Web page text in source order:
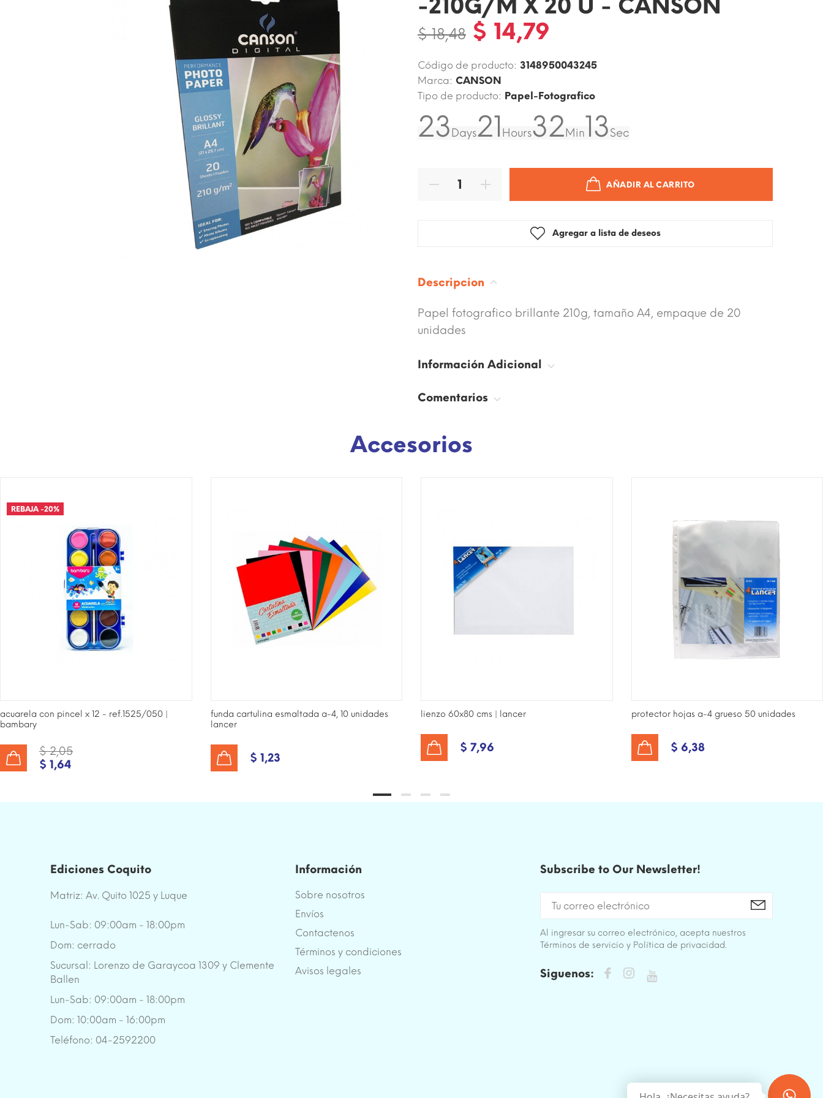
-210G/M X 20 U - CANSON
$ 18,48 $ 14,79
Código de producto: 3148950043245
Marca: CANSON
Tipo de producto: Papel-Fotografico
23 Days21 Hours32Min12Sec
AÑADIR AL CARRITO
Agregar a lista de deseos
Descripcion
Papel fotografico brillante 210g, tamaño A4, empaque de 20
unidades
Información Adicional
Comentarios
Accesorios
REBAJA-20%
acuarela con pincel x 12 - ref.1525/050 |
bambary
$ 2,05
$ 1,64
funda cartulina esmaltada a-4, 10 unidades
lancer
$ 1,23
lienzo 60x80 cms | lancer
$ 7,96
protector hojas a-4 grueso 50 unidades
$ 6,38
Ediciones Coquito
Matriz: Av. Quito 1025 y Luque
Lun-Sab: 09:00am - 18:00pm
Dom: cerrado
Sucursal: Lorenzo de Garaycoa 1309 y Clemente
Ballen
Lun-Sab: 09:00am - 18:00pm
Dom: 10:00am - 16:00pm
Teléfono: 04-2592200
Información
Sobre nosotros
Envíos
Contactenos
Términos y condiciones
Avisos legales
Subscribe to Our Newsletter!
Al ingresar su correo electrónico, acepta nuestros
Términos de servicio y Política de privacidad.
Siguenos: